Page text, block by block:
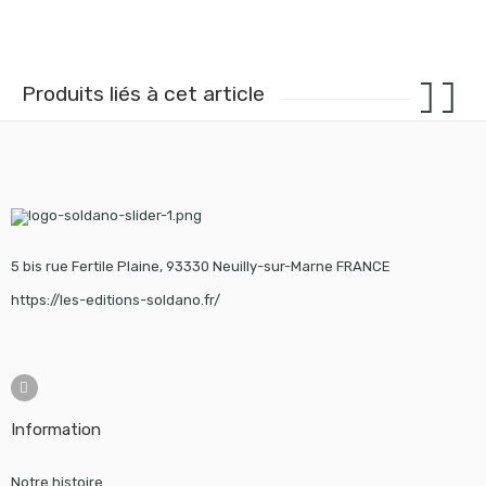
Produits liés à cet article
5 bis rue Fertile Plaine, 93330 Neuilly-sur-Marne FRANCE
https://les-editions-soldano.fr/
Information
Notre histoire